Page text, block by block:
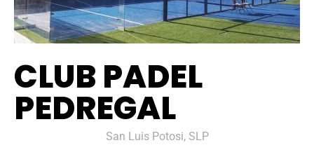
CLUB PADEL
PEDREGAL
San Luis Potosi, SLP